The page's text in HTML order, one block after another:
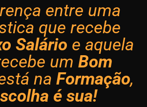
entre uma
que recebe
Salário e aquela
um Bom
na Formação,
é sua!